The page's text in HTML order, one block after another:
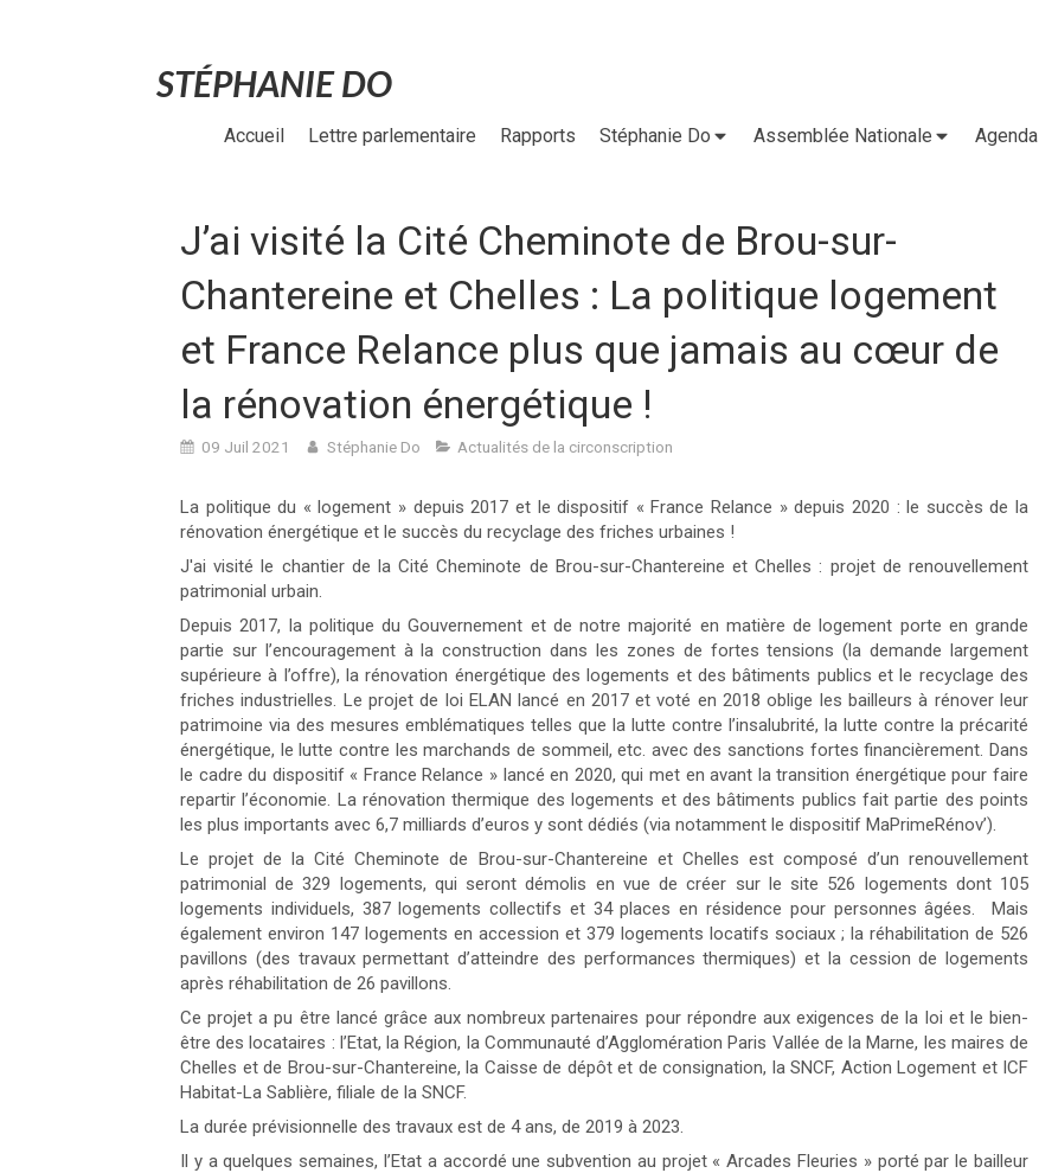
STÉPHANIE DO
Accueil Lettre parlementaire Rapports Stéphanie Do Assemblée Nationale Agenda
J’ai visité la Cité Cheminote de Brou-sur-
Chantereine et Chelles : La politique logement
et France Relance plus que jamais au cœur de
la rénovation énergétique !
09 Juil 2021 Stéphanie Do Actualités de la circonscription
La politique du « logement » depuis 2017 et le dispositif « France Relance » depuis 2020 : le succès de la
rénovation énergétique et le succès du recyclage des friches urbaines !
J'ai visité le chantier de la Cité Cheminote de Brou-sur-Chantereine et Chelles : projet de renouvellement
patrimonial urbain.
Depuis 2017, la politique du Gouvernement et de notre majorité en matière de logement porte en grande
partie sur l’encouragement à la construction dans les zones de fortes tensions (la demande largement
supérieure à l’offre), la rénovation énergétique des logements et des bâtiments publics et le recyclage des
friches industrielles. Le projet de loi ELAN lancé en 2017 et voté en 2018 oblige les bailleurs à rénover leur
patrimoine via des mesures emblématiques telles que la lutte contre l’insalubrité, la lutte contre la précarité
énergétique, le lutte contre les marchands de sommeil, etc. avec des sanctions fortes financièrement. Dans
le cadre du dispositif « France Relance » lancé en 2020, qui met en avant la transition énergétique pour faire
repartir l’économie. La rénovation thermique des logements et des bâtiments publics fait partie des points
les plus importants avec 6,7 milliards d’euros y sont dédiés (via notamment le dispositif MaPrimeRénov’).
Le projet de la Cité Cheminote de Brou-sur-Chantereine et Chelles est composé d’un renouvellement
patrimonial de 329 logements, qui seront démolis en vue de créer sur le site 526 logements dont 105
logements individuels, 387 logements collectifs et 34 places en résidence pour personnes âgées. Mais
également environ 147 logements en accession et 379 logements locatifs sociaux ; la réhabilitation de 526
pavillons (des travaux permettant d’atteindre des performances thermiques) et la cession de logements
après réhabilitation de 26 pavillons.
Ce projet a pu être lancé grâce aux nombreux partenaires pour répondre aux exigences de la loi et le bien-
être des locataires : l’Etat, la Région, la Communauté d’Agglomération Paris Vallée de la Marne, les maires de
Chelles et de Brou-sur-Chantereine, la Caisse de dépôt et de consignation, la SNCF, Action Logement et ICF
Habitat-La Sablière, filiale de la SNCF.
La durée prévisionnelle des travaux est de 4 ans, de 2019 à 2023.
Il y a quelques semaines, l’Etat a accordé une subvention au projet « Arcades Fleuries » porté par le bailleur